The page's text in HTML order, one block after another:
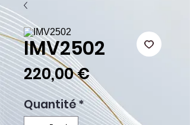
IMV2502
220,00 €Prix
Quantité*